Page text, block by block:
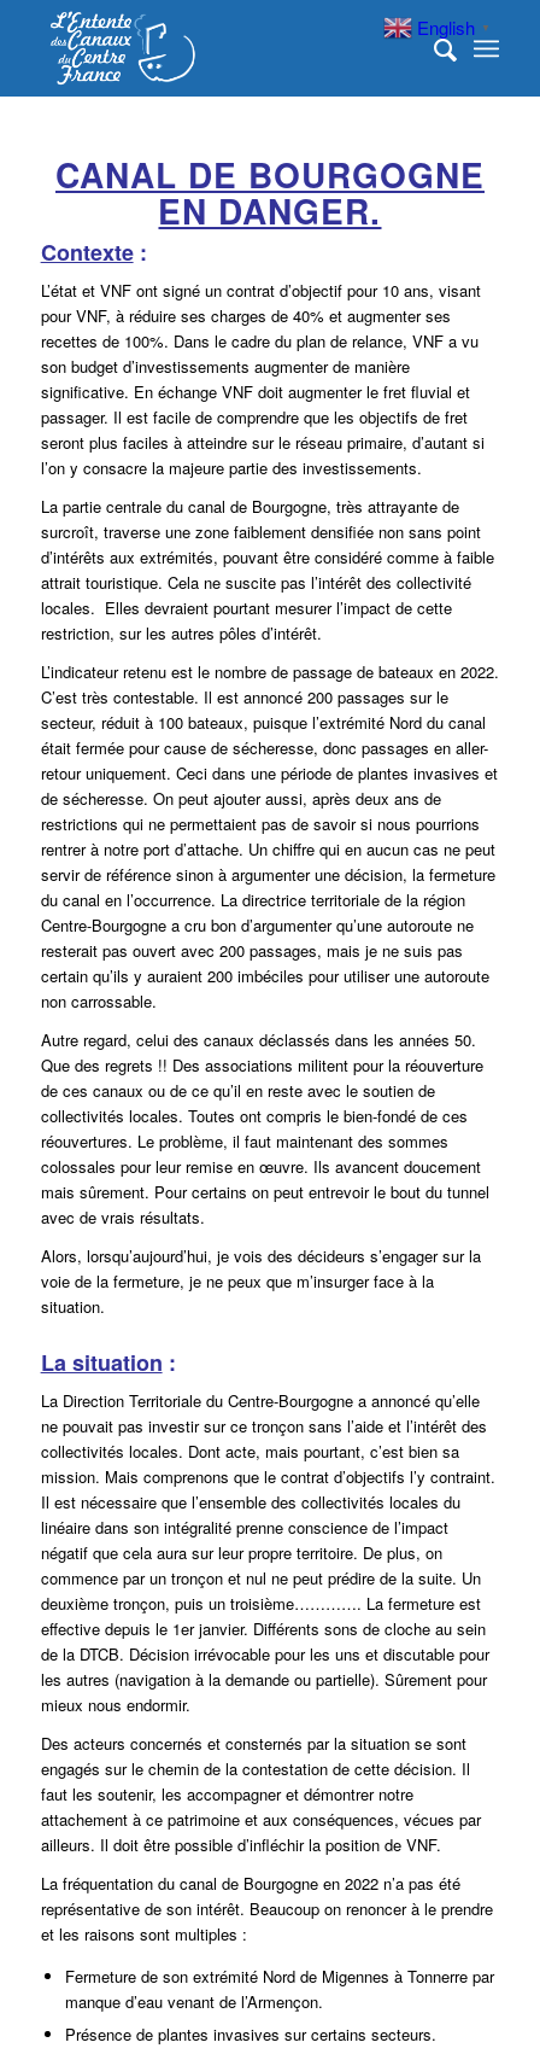
CANAL DE BOURGOGNE
EN DANGER.
Contexte:
L’état et VNF ont signé un contrat d’objectif pour 10 ans, visant
pour VNF, à réduire ses charges de 40% et augmenter ses
recettes de 100%. Dans le cadre du plan de relance, VNF a vu
son budget d’investissements augmenter de manière
significative. En échange VNF doit augmenter le fret fluvial et
passager. Il est facile de comprendre que les objectifs de fret
seront plus faciles à atteindre sur le réseau primaire, d’autant si
l’on y consacre la majeure partie des investissements.
La partie centrale du canal de Bourgogne, très attrayante de
surcroît, traverse une zone faiblement densifiée non sans point
d’intérêts aux extrémités, pouvant être considéré comme à faible
attrait touristique. Cela ne suscite pas l’intérêt des collectivité
locales. Elles devraient pourtant mesurer l’impact de cette
restriction, sur les autres pôles d’intérêt.
L’indicateur retenu est le nombre de passage de bateaux en 2022.
C’est très contestable. Il est annoncé 200 passages sur le
secteur, réduit à 100 bateaux, puisque l’extrémité Nord du canal
était fermée pour cause de sécheresse, donc passages en aller-
retour uniquement. Ceci dans une période de plantes invasives et
de sécheresse. On peut ajouter aussi, après deux ans de
restrictions qui ne permettaient pas de savoir si nous pourrions
rentrer à notre port d’attache. Un chiffre qui en aucun cas ne peut
servir de référence sinon à argumenter une décision, la fermeture
du canal en l’occurrence. La directrice territoriale de la région
Centre-Bourgogne a cru bon d’argumenter qu’une autoroute ne
resterait pas ouvert avec 200 passages, mais je ne suis pas
certain qu’ils y auraient 200 imbéciles pour utiliser une autoroute
non carrossable.
Autre regard, celui des canaux déclassés dans les années 50.
Que des regrets !! Des associations militent pour la réouverture
de ces canaux ou de ce qu’il en reste avec le soutien de
collectivités locales. Toutes ont compris le bien-fondé de ces
réouvertures. Le problème, il faut maintenant des sommes
colossales pour leur remise en œuvre. Ils avancent doucement
mais sûrement. Pour certains on peut entrevoir le bout du tunnel
avec de vrais résultats.
Alors, lorsqu’aujourd’hui, je vois des décideurs s’engager sur la
voie de la fermeture, je ne peux que m’insurger face à la
situation.
La situation :
La Direction Territoriale du Centre-Bourgogne a annoncé qu’elle
ne pouvait pas investir sur ce tronçon sans l’aide et l’intérêt des
collectivités locales. Dont acte, mais pourtant, c’est bien sa
mission. Mais comprenons que le contrat d’objectifs l’y contraint.
Il est nécessaire que l’ensemble des collectivités locales du
linéaire dans son intégralité prenne conscience de l’impact
négatif que cela aura sur leur propre territoire. De plus, on
commence par un tronçon et nul ne peut prédire de la suite. Un
deuxième tronçon, puis un troisième…………. La fermeture est
effective depuis le 1er janvier. Différents sons de cloche au sein
de la DTCB. Décision irrévocable pour les uns et discutable pour
les autres (navigation à la demande ou partielle). Sûrement pour
mieux nous endormir.
Des acteurs concernés et consternés par la situation se sont
engagés sur le chemin de la contestation de cette décision. Il
faut les soutenir, les accompagner et démontrer notre
attachement à ce patrimoine et aux conséquences, vécues par
ailleurs. Il doit être possible d’infléchir la position de VNF.
La fréquentation du canal de Bourgogne en 2022 n’a pas été
représentative de son intérêt. Beaucoup on renoncer à le prendre
et les raisons sont multiples :
Fermeture de son extrémité Nord de Migennes à Tonnerre par
manque d’eau venant de l’Armençon.
Présence de plantes invasives sur certains secteurs.
English ▼